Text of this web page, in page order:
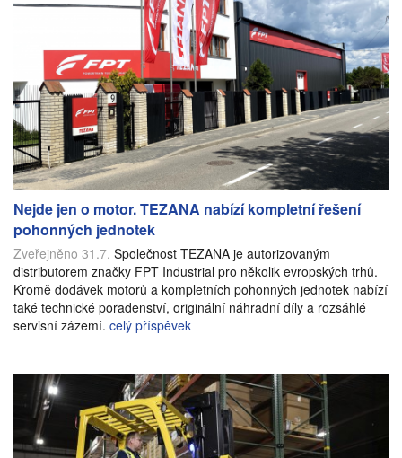
Nejde jen o motor. TEZANA nabízí kompletní řešení
pohonných jednotek
Zveřejněno 31.7. Společnost TEZANA je autorizovaným
distributorem značky FPT Industrial pro několik evropských trhů.
Kromě dodávek motorů a kompletních pohonných jednotek nabízí
také technické poradenství, originální náhradní díly a rozsáhlé
servisní zázemí. celý příspěvek